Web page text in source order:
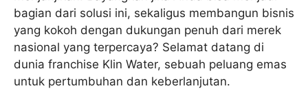
bagian dari solusi ini, sekaligus membangun bisnis
yang kokoh dengan dukungan penuh dari merek
nasional yang terpercaya? Selamat datang di
dunia franchise Klin Water, sebuah peluang emas
untuk pertumbuhan dan keberlanjutan.